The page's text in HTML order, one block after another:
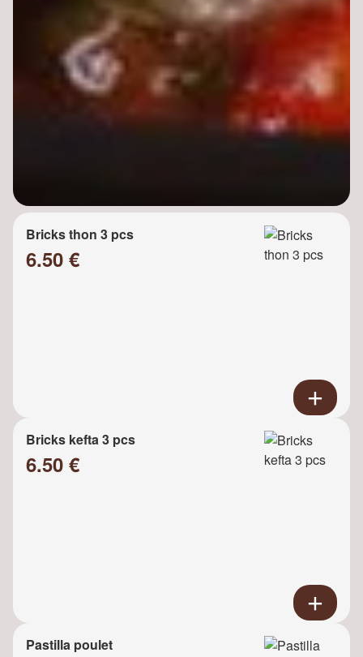
Bricks thon 3 pcs
6.50 €
Bricks kefta 3 pcs
6.50 €
Pastilla poulet